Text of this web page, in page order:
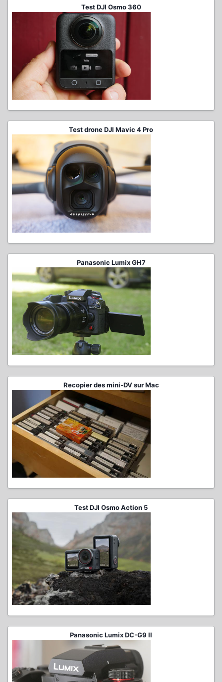
Test DJI Osmo 360
Test drone DJI Mavic 4 Pro
Panasonic Lumix GH7
Recopier des mini-DV sur Mac
Test DJI Osmo Action 5
Panasonic Lumix DC-G9 II